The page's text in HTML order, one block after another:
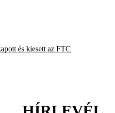
és kiesett az FTC